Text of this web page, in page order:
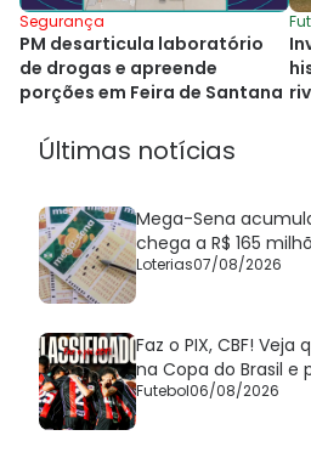
Segurança
PM desarticula laboratório
de drogas e apreende
porções em Feira de Santana
Últimas notícias
Mega-Sena
chega a R$ 165
Loterias07/08/2026
Faz o PIX, CBF!
na Copa do Brasil e
Futebol06/08/2026